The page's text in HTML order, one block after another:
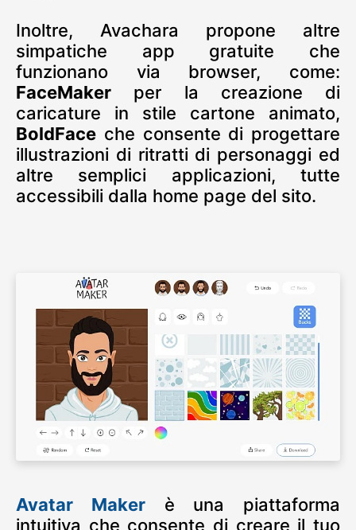
Inoltre, Avachara propone altre
simpatiche app gratuite che
funzionano via browser, come:
FaceMaker per la creazione di
caricature in stile cartone animato,
BoldFace che consente di progettare
illustrazioni di ritratti di personaggi ed
altre semplici applicazioni, tutte
accessibili dalla home page del sito.
Avatar Makerè una piattaforma
intuitiva che consente di creare il tuo